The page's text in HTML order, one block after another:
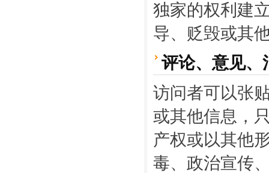
独家的权利建
导、贬毁或其
评论、意见、
访问者可以张
或其他信息，
产权或以其他
毒、政治宣传